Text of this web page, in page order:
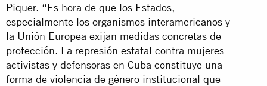
Piquer. “Es hora de que los Estados,
especialmente los organismos interamericanos y
la Unión Europea exijan medidas concretas de
protección. La represión estatal contra mujeres
activistas y defensoras en Cuba constituye una
forma de violencia de género institucional que